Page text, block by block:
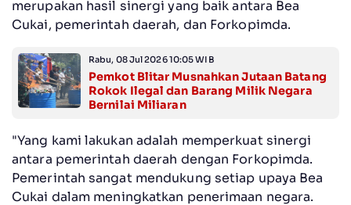
merupakan hasil sinergi yang baik antara Bea
Cukai, pemerintah daerah, dan Forkopimda.
Rabu, 08 Jul 2026 10:05 WIB
Pemkot Blitar Musnahkan Jutaan Batang
Rokok Ilegal dan Barang Milik Negara
Bernilai Miliaran
"Yang kami lakukan adalah memperkuat sinergi
antara pemerintah daerah dengan Forkopimda.
Pemerintah sangat mendukung setiap upaya Bea
Cukai dalam meningkatkan penerimaan negara.